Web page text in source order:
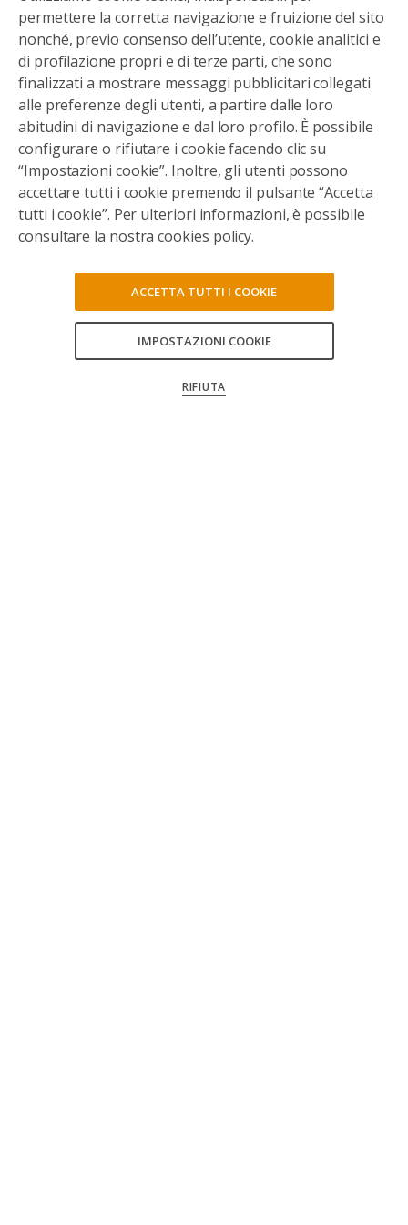
permettere la corretta navigazione e fruizione del sito
nonché, previo consenso dell’utente, cookie analitici e
di profilazione propri e di terze parti, che sono
finalizzati a mostrare messaggi pubblicitari collegati
alle preferenze degli utenti, a partire dalle loro
abitudini di navigazione e dal loro profilo. È possibile
configurare o rifiutare i cookie facendo clic su
“Impostazioni cookie”. Inoltre, gli utenti possono
accettare tutti i cookie premendo il pulsante “Accetta
tutti i cookie”. Per ulteriori informazioni, è possibile
consultare la nostra cookies policy.
IMPOSTAZIONI COOKIE
RIFIUTA
ACCETTA TUTTI I COOKIE
CONFERMA LE MIE SCELTE
CONSENTI TUTTI